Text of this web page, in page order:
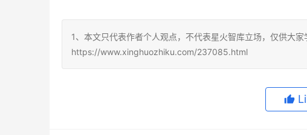
1、本文只代表作者个人观点，不代表星火智库立场，仅供大家
https://www.xinghuozhiku.com/237085.html